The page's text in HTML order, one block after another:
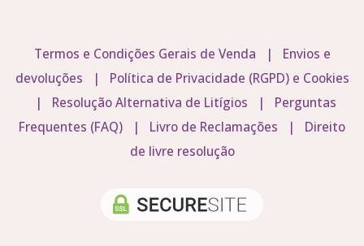
Termos e Condições Gerais de Venda | Envios e
devoluções | Política de Privacidade (RGPD) e Cookies
| Resolução Alternativa de Litígios | Perguntas
Frequentes (FAQ) | Livro de Reclamações | Direito
de livre resolução